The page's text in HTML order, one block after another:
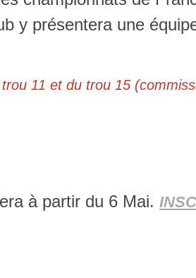
y présentera une
11 et du trou 15
à partir du 6 Mai.